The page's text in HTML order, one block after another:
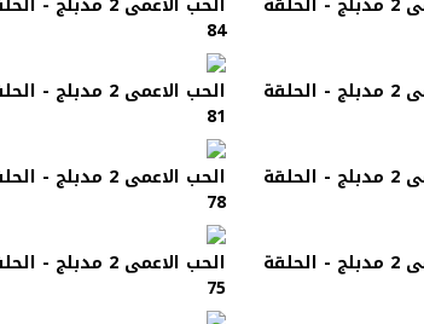
84
الحب الاعمى 2 مدبلج - الحلقة الحب الاعمى 2 مدبلج -
81
الحب الاعمى 2 مدبلج - الحلقة الحب الاعمى 2 مدبلج -
78
الحب الاعمى 2 مدبلج - الحلقة الحب الاعمى 2 مدبلج -
75